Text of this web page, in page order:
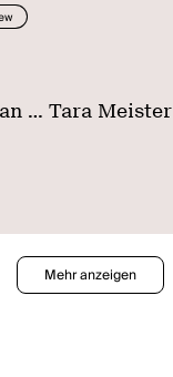
... Tara Meister
Mehr anzeigen